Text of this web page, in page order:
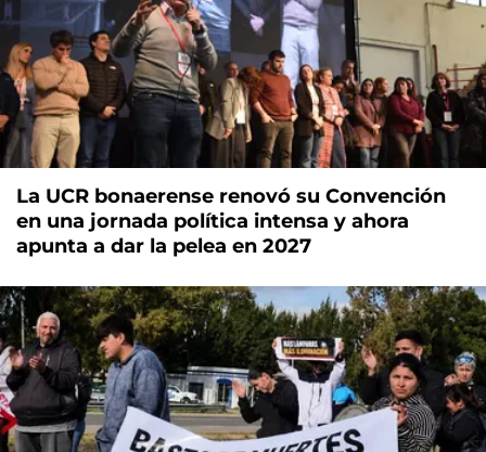
La UCR bonaerense renovó su Convención
en una jornada política intensa y ahora
apunta a dar la pelea en 2027